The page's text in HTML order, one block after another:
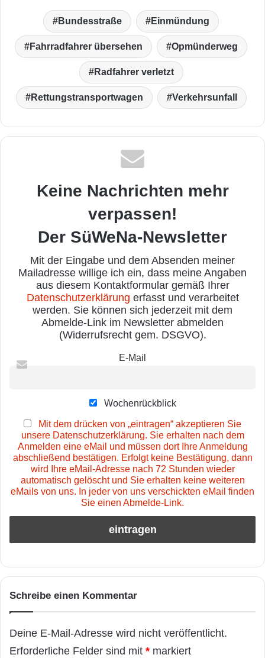
Bundesstraße Einmündung
Fahrradfahrer übersehen Opmünderweg
Radfahrer verletzt
Rettungstransportwagen Verkehrsunfall
Keine Nachrichten mehr
verpassen!
Der SüWeNa-Newsletter
Mit der Eingabe und dem Absenden meiner
Mailadresse willige ich ein, dass meine Angaben
aus diesem Kontaktformular gemäß Ihrer
Datenschutzerklärung erfasst und verarbeitet
werden. Sie können sich jederzeit mit dem
Abmelde-Link im Newsletter abmelden
(Widerrufsrecht gem. DSGVO).
E-Mail
Wochenrückblick
Mit dem drücken von „eintragen“ akzeptieren Sie
unsere Datenschutzerklärung. Sie erhalten nach dem
Anmelden eine eMail und müssen dort Ihre Anmeldung
abschließend bestätigen. Erfolgt keine Bestätigung, dann
wird Ihre eMail-Adresse nach 72 Stunden wieder
automatisch gelöscht und Sie erhalten keine weiteren
eMails von uns. In jeder von uns verschickten eMail finden
Sie einen Abmelde-Link.
Schreibe einen Kommentar
Deine E-Mail-Adresse wird nicht veröffentlicht.
Erforderliche Felder sind mit * markiert